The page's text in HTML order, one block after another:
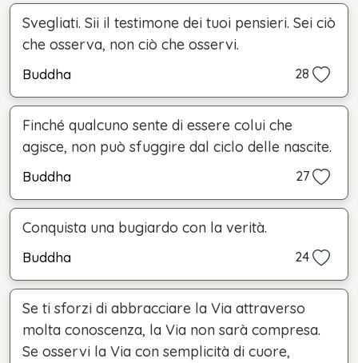
Svegliati. Sii il testimone dei tuoi pensieri. Sei ciò
che osserva, non ciò che osservi.
Buddha 28
Finché qualcuno sente di essere colui che
agisce, non può sfuggire dal ciclo delle nascite.
Buddha 27
Conquista una bugiardo con la verità.
Buddha 24
Se ti sforzi di abbracciare la Via attraverso
molta conoscenza, la Via non sarà compresa.
Se osservi la Via con semplicità di cuore,